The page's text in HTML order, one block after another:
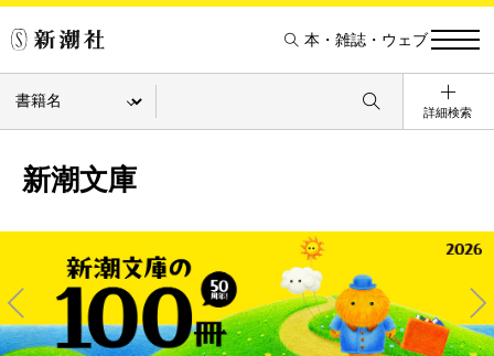
本・雑誌・ウェブ
詳細検索
新潮文庫
Pre
Ne